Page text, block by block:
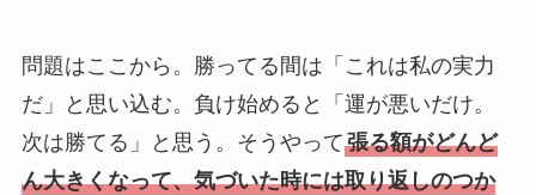
問題はここから。勝ってる間は「これは私の実力
だ」と思い込む。負け始めると「運が悪いだけ。
次は勝てる」と思う。そうやって張る額がどんど
ん大きくなって、気づいた時には取り返しのつか